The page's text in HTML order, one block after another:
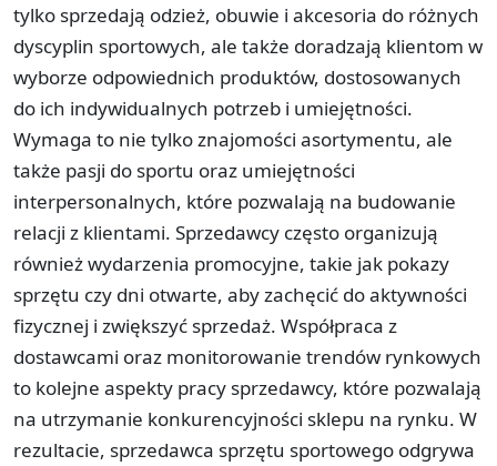
tylko sprzedają odzież, obuwie i akcesoria do różnych
dyscyplin sportowych, ale także doradzają klientom w
wyborze odpowiednich produktów, dostosowanych
do ich indywidualnych potrzeb i umiejętności.
Wymaga to nie tylko znajomości asortymentu, ale
także pasji do sportu oraz umiejętności
interpersonalnych, które pozwalają na budowanie
relacji z klientami. Sprzedawcy często organizują
również wydarzenia promocyjne, takie jak pokazy
sprzętu czy dni otwarte, aby zachęcić do aktywności
fizycznej i zwiększyć sprzedaż. Współpraca z
dostawcami oraz monitorowanie trendów rynkowych
to kolejne aspekty pracy sprzedawcy, które pozwalają
na utrzymanie konkurencyjności sklepu na rynku. W
rezultacie, sprzedawca sprzętu sportowego odgrywa